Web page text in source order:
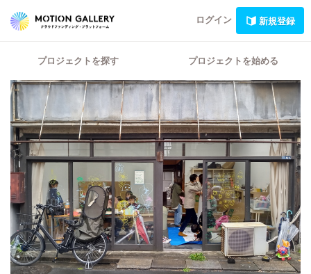
ログイン 新規登録
プロジェクトを探す プロジェクトを始める